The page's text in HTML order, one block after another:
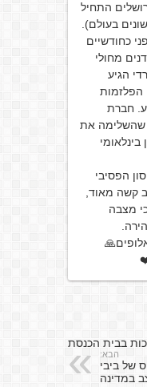
התחיל
בעולם).
כחודשיים
מחולי
הגיע
הפלזמות
חברת
שהשלימה את
בינלאומי
הפסיבי
קשה מאוד,
מצבה
בבית הכנסת
הבא:
של ביבי
במדינה